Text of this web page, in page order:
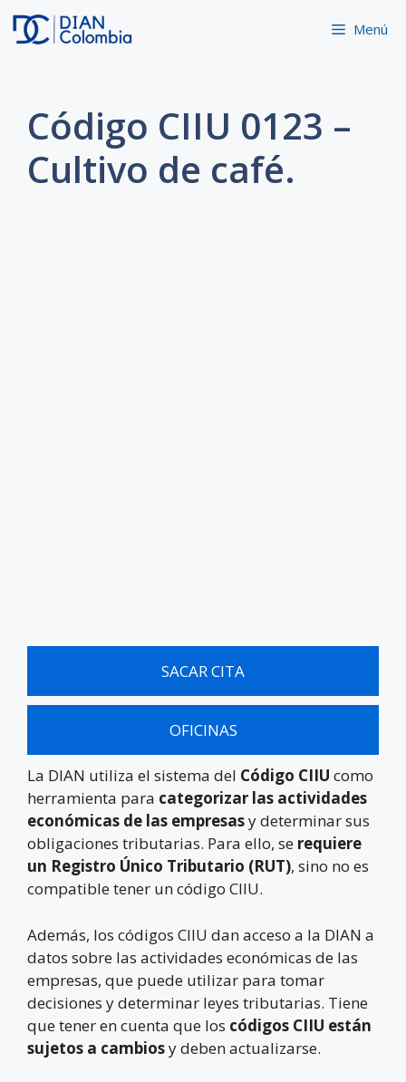
Saltar
Menú
Código CIIU 0123 –
Cultivo de café.
SACAR CITA
OFICINAS
La DIAN utiliza el sistema del Código CIIU como
herramienta para categorizar las actividades
económicas de las empresasy determinar sus
obligaciones tributarias. Para ello, se requiere
un Registro Único Tributario (RUT), sino no es
compatible tener un código CIIU.
Además, los códigos CIIU dan acceso a la DIAN a
datos sobre las actividades económicas de las
empresas, que puede utilizar para tomar
decisiones y determinar leyes tributarias. Tiene
que tener en cuenta que los códigos CIIU están
sujetos a cambiosy deben actualizarse.